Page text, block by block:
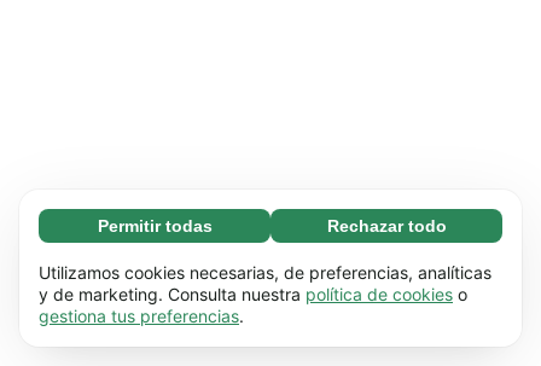
Necesarias (65)
Las cookies necesarias ayudan a que nuestra
página web funcione correctamente, pues
hace posible que se lleven a cabo funciones
Más información
Preferenciales (17)
Permitir todas Rechazar todo
Utilizamos cookies necesarias, de preferencias, analíticas
y de marketing. Consulta nuestra política de cookies o
gestiona tus preferencias.